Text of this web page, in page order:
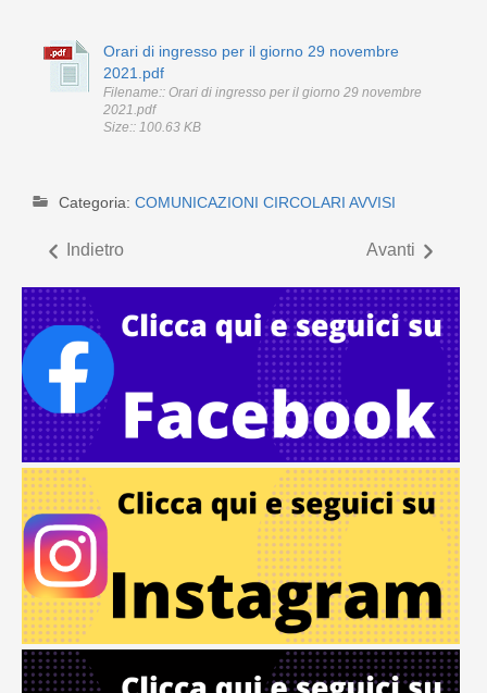
Orari di ingresso per il giorno 29 novembre
2021.pdf
Filename:: Orari di ingresso per il giorno 29 novembre
2021.pdf
Size:: 100.63 KB
Categoria: COMUNICAZIONI CIRCOLARI AVVISI
Indietro Avanti